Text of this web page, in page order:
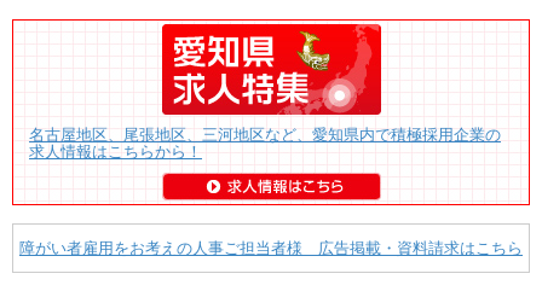
名古屋地区、尾張地区、三河地区など、愛知県内で積極採用企業の
求人情報はこちらから！
障がい者雇用をお考えの人事ご担当者様 広告掲載・資料請求はこちら